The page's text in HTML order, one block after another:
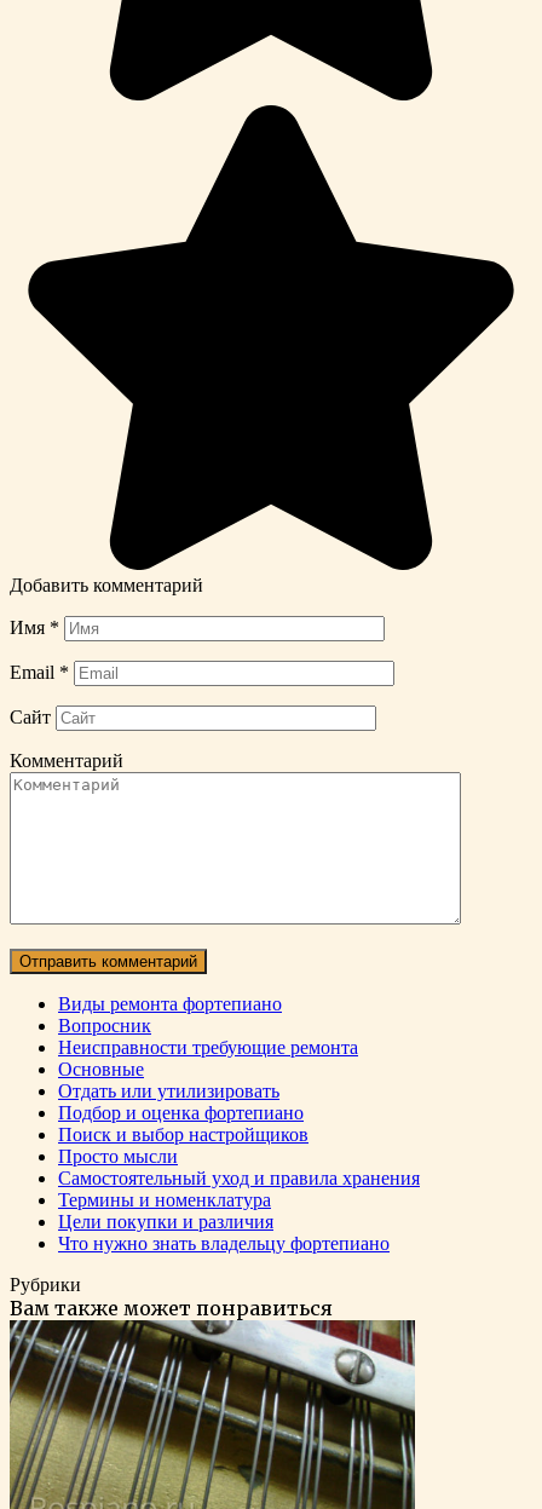
Добавить комментарий
Имя *
Email *
Сайт
Комментарий
Виды ремонта фортепиано
Вопросник
Неисправности требующие ремонта
Основные
Отдать или утилизировать
Подбор и оценка фортепиано
Поиск и выбор настройщиков
Просто мысли
Самостоятельный уход и правила хранения
Термины и номенклатура
Цели покупки и различия
Что нужно знать владельцу фортепиано
Рубрики
Вам также может понравиться